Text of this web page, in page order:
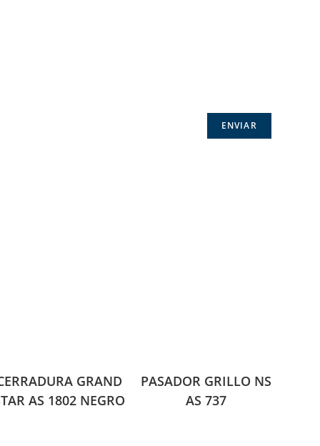
GRAND
AS 1802 NEGRO
PASADOR GRILLO NS
AS 737